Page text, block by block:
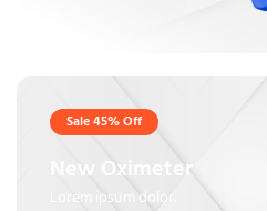
Sale 45% Off
New Oximeter
Lorem ipsum dolor.